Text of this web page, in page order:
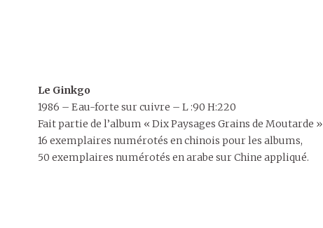
Le Ginkgo
1986 – Eau-forte sur cuivre – L :90 H:220
Fait partie de l’album « Dix Paysages Grains de Moutarde »
16 exemplaires numérotés en chinois pour les albums,
50 exemplaires numérotés en arabe sur Chine appliqué.